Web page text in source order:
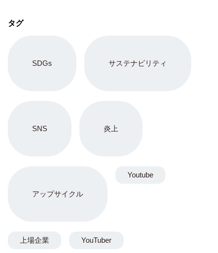
タグ
SDGs サステナビリティ
SNS 炎上
アップサイクル
Youtube
上場企業 YouTuber